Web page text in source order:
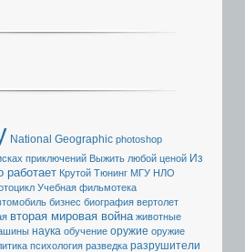
National Geographic photoshop
приключений Выжить любой ценой Из
работает Крутой Тюнинг МГУ НЛО
Учебная фильмотека
бизнес биография вертолет
вторая мировая война животные
наука обучение оружие оружие
психология разведка разрушители